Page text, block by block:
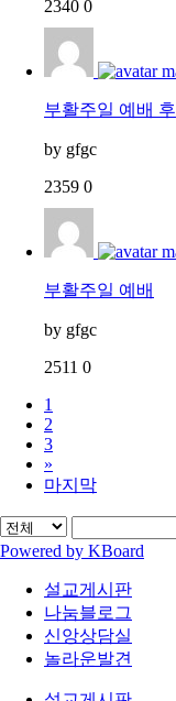
2340 0
부활주일 예배 후
by gfgc
2359 0
부활주일 예배
by gfgc
2511 0
1
2
3
»
마지막
Powered by KBoard
설교게시판
나눔블로그
신앙상담실
놀라운발견